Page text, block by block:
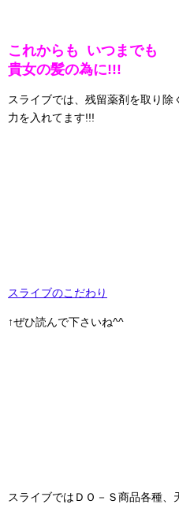
これからも いつまでも
貴女の髪の為に!!!
スライブでは、残留薬剤を取り除
力を入れてます!!!
スライブのこだわり
↑ぜひ読んで下さいね^^
スライブではＤＯ－Ｓ商品各種